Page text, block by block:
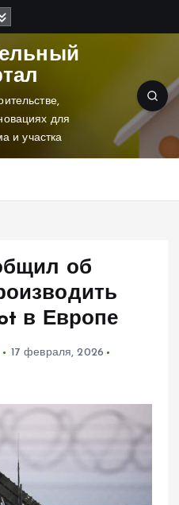
для
и участка
об
в Европе
17 февраля, 2026